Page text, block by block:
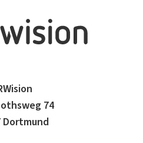
74
Dortmund